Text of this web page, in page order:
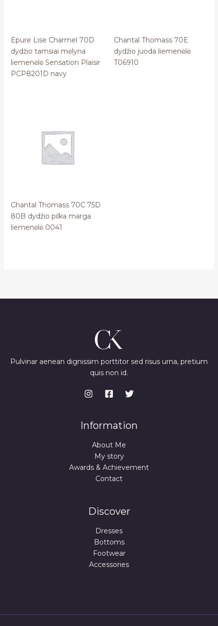
Epure Lise Charmel 70D
dydžio tamsiai mėlyna
liemenėlė Sensation Plaisir
PCP8201D navy
Chantal Thomass 70E
dydžio juoda liemenėlė
T06910
Chantal Thomass 70C 75D
80B dydžio pilka marga
liemenėlė 0041
Pulvinar aenean dignissim porttitor sed risus urna, pretium
quis non id.
Information
About Me
My story
Awards & Achievement
Contact
Discover
Dresses
Bottoms
Footwear
Accessories